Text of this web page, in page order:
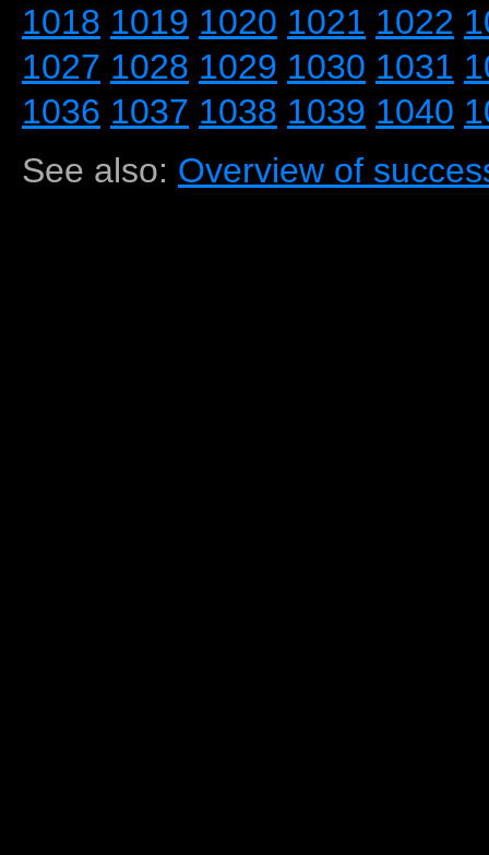
1018 1019 1020 1021 1022
1027 1028 1029 1030 1031
1036 1037 1038 1039 1040
See also: Overview of